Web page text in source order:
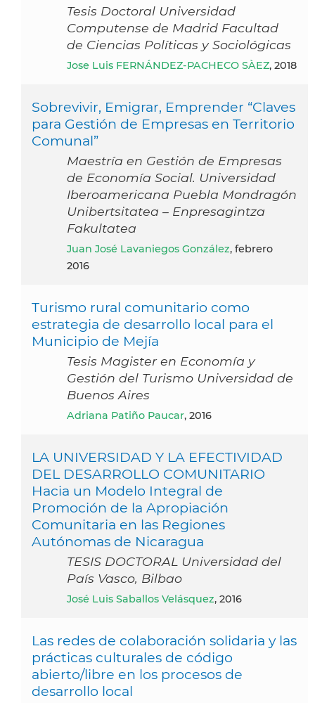
Tesis Doctoral Universidad
Computense de Madrid Facultad
de Ciencias Políticas y Sociológicas
Jose Luis FERNÁNDEZ-PACHECO SÀEZ, 2018
Sobrevivir, Emigrar, Emprender “Claves
para Gestión de Empresas en Territorio
Comunal”
Maestría en Gestión de Empresas
de Economía Social. Universidad
Iberoamericana Puebla Mondragón
Unibertsitatea – Enpresagintza
Fakultatea
Juan José Lavaniegos González, febrero
2016
Turismo rural comunitario como
estrategia de desarrollo local para el
Municipio de Mejía
Tesis Magister en Economía y
Gestión del Turismo Universidad de
Buenos Aires
Adriana Patiño Paucar, 2016
LA UNIVERSIDAD Y LA EFECTIVIDAD
DEL DESARROLLO COMUNITARIO
Hacia un Modelo Integral de
Promoción de la Apropiación
Comunitaria en las Regiones
Autónomas de Nicaragua
TESIS DOCTORAL Universidad del
País Vasco, Bilbao
José Luis Saballos Velásquez, 2016
Las redes de colaboración solidaria y las
prácticas culturales de código
abierto/libre en los procesos de
desarrollo local